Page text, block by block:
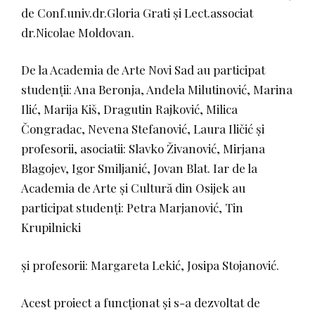
de Conf.univ.dr.Gloria Grati și Lect.associat
dr.Nicolae Moldovan.
De la Academia de Arte Novi Sad au participat
studenții: Ana Beronja, Anđela Milutinović, Marina
Ilić, Marija Kiš, Dragutin Rajković, Milica
Čongradac, Nevena Stefanović, Laura Iličić și
profesorii, asociatii: Slavko Živanović, Mirjana
Blagojev, Igor Smiljanić, Jovan Blat. Iar de la
Academia de Arte și Cultură din Osijek au
participat studenți: Petra Marjanović, Tin
Krupilnicki
și profesorii: Margareta Lekić, Josipa Stojanović.
Acest proiect a funcționat și s-a dezvoltat de